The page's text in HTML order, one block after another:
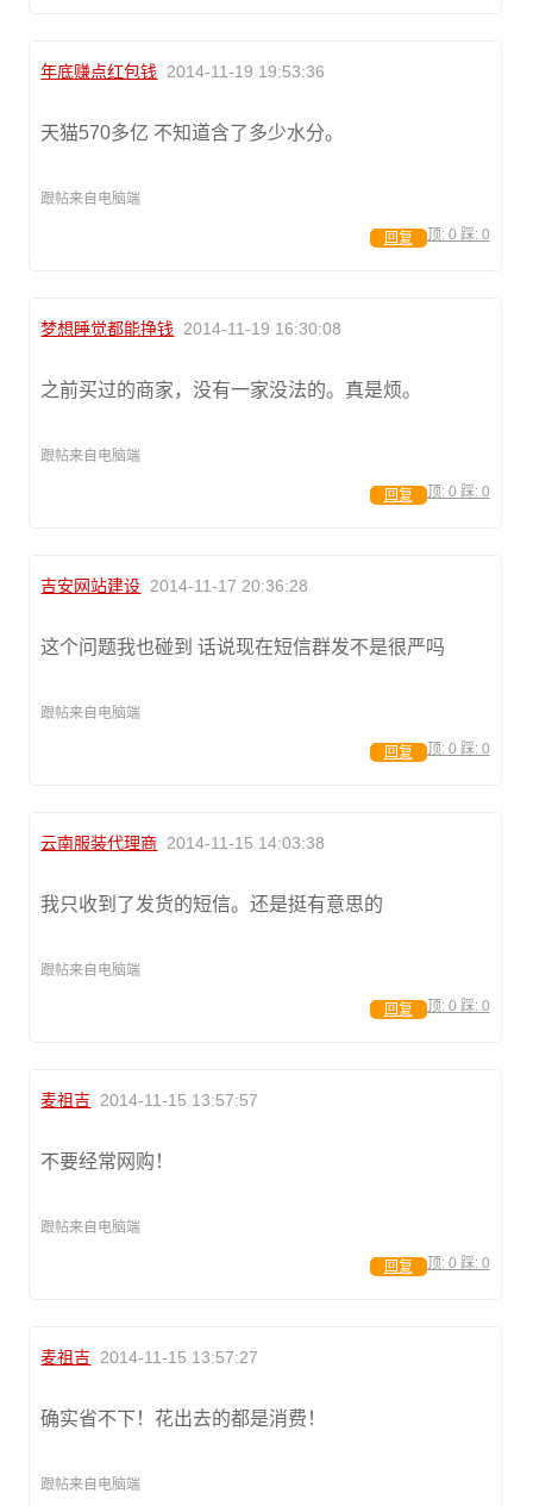
年底赚点红包钱 2014-11-19 19:53:36
天猫570多亿 不知道含了多少水分。
跟帖来自电脑端
顶: 0 踩: 0
回复
梦想睡觉都能挣钱 2014-11-19 16:30:08
之前买过的商家，没有一家没法的。真是烦。
跟帖来自电脑端
顶: 0 踩: 0
回复
吉安网站建设 2014-11-17 20:36:28
这个问题我也碰到 话说现在短信群发不是很严吗
跟帖来自电脑端
顶: 0 踩: 0
回复
云南服装代理商 2014-11-15 14:03:38
我只收到了发货的短信。还是挺有意思的
跟帖来自电脑端
顶: 0 踩: 0
回复
麦祖吉 2014-11-15 13:57:57
不要经常网购！
跟帖来自电脑端
顶: 0 踩: 0
回复
麦祖吉 2014-11-15 13:57:27
确实省不下！花出去的都是消费！
跟帖来自电脑端